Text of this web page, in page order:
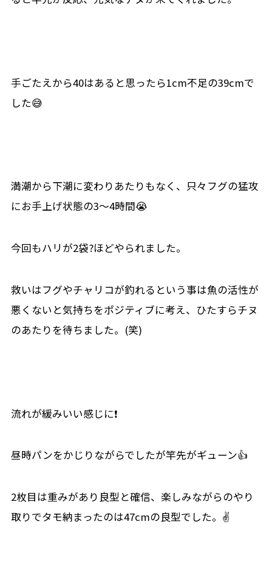
手ごたえから40はあると思ったら1cm不足の39cmで
した😅
満潮から下潮に変わりあたりもなく、只々フグの猛攻
にお手上げ状態の3～4時間😭
今回もハリが2袋?ほどやられました。
救いはフグやチャリコが釣れるという事は魚の活性が
悪くないと気持ちをポジティブに考え、ひたすらチヌ
のあたりを待ちました。(笑)
流れが緩みいい感じに❗
昼時パンをかじりながらでしたが竿先がギューン👍
2枚目は重みがあり良型と確信、楽しみながらのやり
取りでタモ納まったのは47cmの良型でした。✌